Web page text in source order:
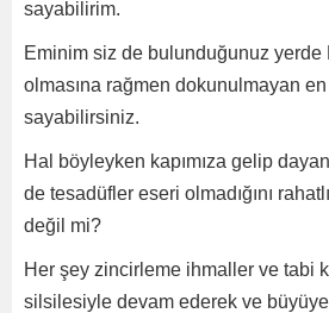
sayabilirim.
Eminim siz de bulunduğunuz yerde
olmasına rağmen dokunulmayan
sayabilirsiniz.
Hal böyleyken kapımıza gelip
de tesadüfler eseri olmadığını
değil mi?
Her şey zincirleme ihmaller ve tabi
silsilesiyle devam ederek ve